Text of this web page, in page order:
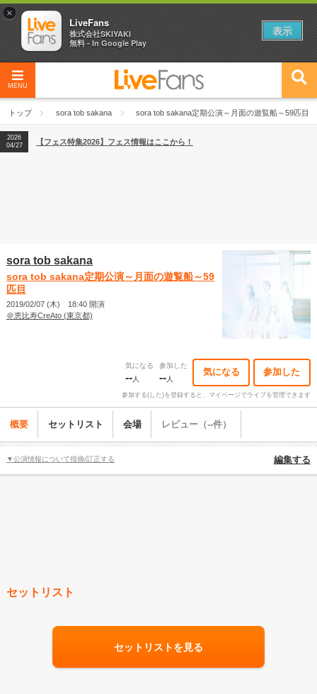
MENU
トップ sora tob sakana sora tob sakana定期公演～月面の遊覧船～59匹目
2026
04/27
2026
【ライブ動員ランキング】2026年上半期編発表！
2026
04/27
【フェス特集2026】フェス情報はここから！
sora tob sakana
sora tob sakana定期公演～月面の遊覧船～59
匹目
2019/02/07 (木) 18:40 開演
＠恵比寿CreAto (東京都)
気になる
--人
参加した
--人
気になる 参加した
参加する(した)を登録すると、マイページでライブを管理できます
概要 セットリスト 会場 レビュー（--件）
▼公演情報について指摘/訂正する 編集する
セットリスト
セットリストを見る
×
LiveFans
株式会社SKIYAKI
無料 - In Google Play
表示